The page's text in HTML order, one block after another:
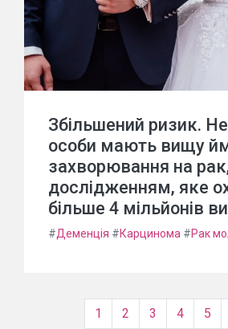
Збільшений ризик.
особи мають вищу
захворювання на
дослідженням, яке
більше 4 мільйонів
#Деменція #Карцинома #Рак
1 2 3 4 5